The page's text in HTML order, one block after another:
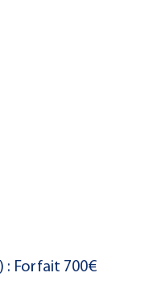
: Forfait 700€